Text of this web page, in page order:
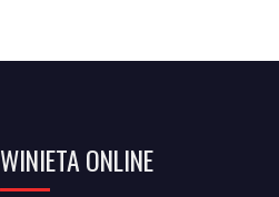
WINIETA ONLINE